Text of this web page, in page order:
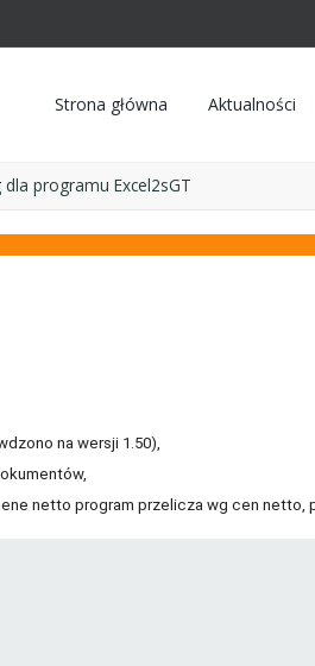
Strona główna Aktualności
programu Excel2sGT
na wersji 1.50),
netto program przelicza wg cen